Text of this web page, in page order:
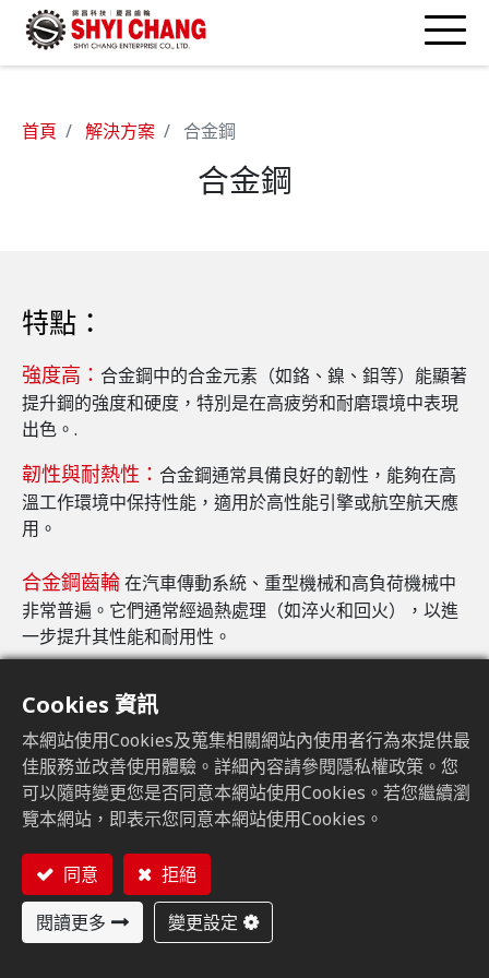
首頁 解決方案 合金鋼
合金鋼
特點：
強度高： 合金鋼中的合金元素（如鉻、鎳、鉬等）能顯著
提升鋼的強度和硬度，特別是在高疲勞和耐磨環境中表現
出色。.
韌性與耐熱性： 合金鋼通常具備良好的韌性，能夠在高
溫工作環境中保持性能，適用於高性能引擎或航空航天應
用。
合金鋼齒輪在汽車傳動系統、重型機械和高負荷機械中
非常普遍。它們通常經過熱處理（如淬火和回火），以進
一步提升其性能和耐用性。
Cookies 資訊
本網站使用Cookies及蒐集相關網站內使用者行為來提供最
佳服務並改善使用體驗。詳細內容請參閱隱私權政策。您
可以隨時變更您是否同意本網站使用Cookies。若您繼續瀏
覽本網站，即表示您同意本網站使用Cookies。
同意
拒絕
閱讀更多
變更設定